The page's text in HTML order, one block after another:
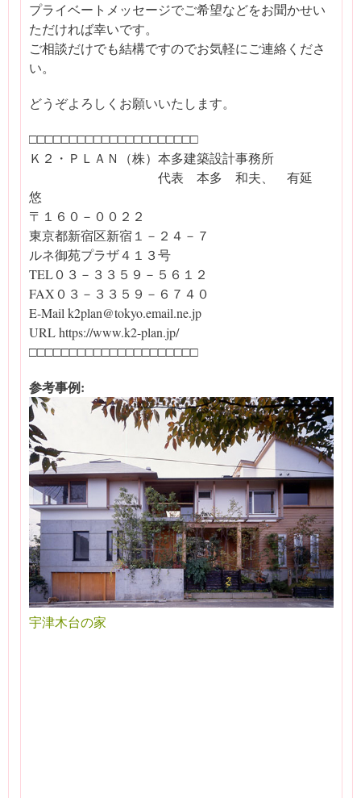
プライベートメッセージでご希望などをお聞かせい
ただければ幸いです。
ご相談だけでも結構ですのでお気軽にご連絡くださ
い。
どうぞよろしくお願いいたします。
□□□□□□□□□□□□□□□□□□□□□
Ｋ２・ＰＬＡＮ（株）本多建築設計事務所
代表 本多 和夫、 有延
悠
〒１６０－００２２
東京都新宿区新宿１－２４－７
ルネ御苑プラザ４１３号
TEL０３－３３５９－５６１２
FAX０３－３３５９－６７４０
E-Mail k2plan@tokyo.email.ne.jp
URL https://www.k2-plan.jp/
□□□□□□□□□□□□□□□□□□□□□
参考事例:
宇津木台の家